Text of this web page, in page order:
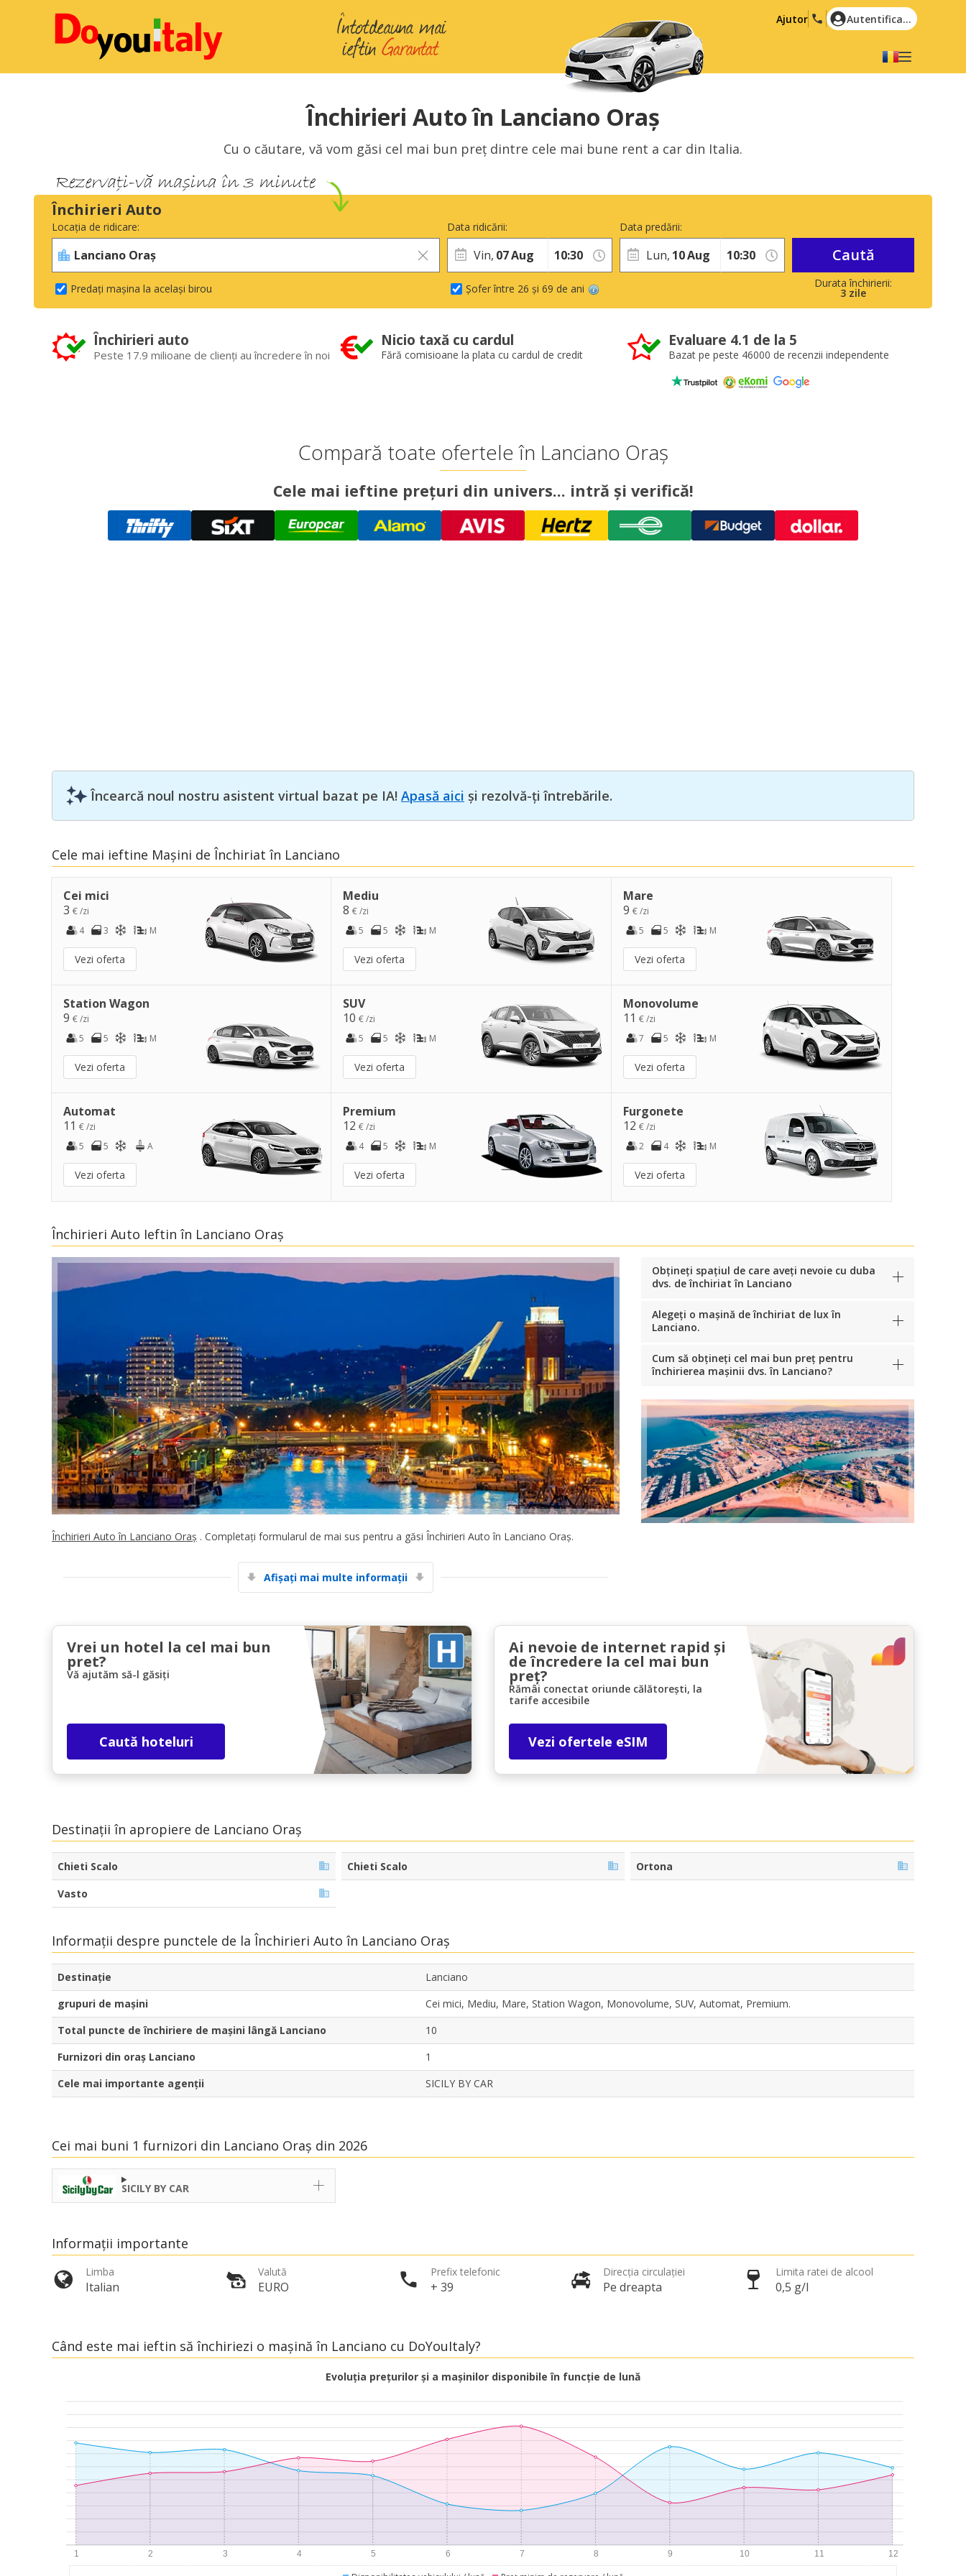
Ajutor Autentificare
Italiano
Русский
Hrvatski
Închirieri Auto în Lanciano Oraș
Cu o căutare, vă vom găsi cel mai bun preț dintre cele mai bune rent a car din Italia.
Închirieri Auto
Locația de ridicare:
Predați mașina la același birou
Data ridicării:
Vin, 07Aug
3 zile
Data predării:
Lun, 10Aug
Șofer între 26 și 69 de ani
Caută
Închirieri auto
Peste 17.9 milioane de clienți au încredere în noi
Nicio taxă cu cardul
Fără comisioane la plata cu cardul de credit
Evaluare 4.1 de la 5
Bazat pe peste 46000 de recenzii independente
Compară toate ofertele în Lanciano Oraș
Cele mai ieftine prețuri din univers... intră și verifică!
Încearcă noul nostru asistent virtual bazat pe IA! Apasă aici și rezolvă-ți întrebările.
Cele mai ieftine Mașini de Închiriat în Lanciano
Cei mici
3 € /zi
4
3 M
Vezi oferta
Mediu
8€ /zi
5
5 M
Vezi oferta
Mare
9 € /zi
5
5 M
Vezi oferta
Station Wagon
9 € /zi
5
5 M
Vezi oferta
SUV
10€ /zi
5
5 M
Vezi oferta
Monovolume
11 € /zi
7
5 M
Vezi oferta
Automat
11 € /zi
5
5 A
Vezi oferta
Premium
12€ /zi
4
5 M
Vezi oferta
Furgonete
12 € /zi
2
4 M
Vezi oferta
Închirieri Auto Ieftin în Lanciano Oraș
Închirieri Auto în Lanciano Oraș . Completați formularul de mai sus pentru a găsi Închirieri Auto în Lanciano Oraș.
Afișați mai multe informații
Obțineți spațiul de care aveți nevoie cu duba
dvs. de închiriat în Lanciano
Alegeți o mașină de închiriat de lux în
Lanciano.
Cum să obțineți cel mai bun preț pentru
închirierea mașinii dvs. în Lanciano?
Vrei un hotel la cel mai bun
pret?
Vă ajutăm să-l găsiți
Caută hoteluri
Ai nevoie de internet rapid și
de încredere la cel mai bun
preț?
Rămâi conectat oriunde călătorești, la
tarife accesibile
Vezi ofertele eSIM
Destinații în apropiere de Lanciano Oraș
Chieti Scalo Chieti Scalo
Ortona
Vasto
Informații despre punctele de la Închirieri Auto în Lanciano Oraș
Destinaţie
Lanciano
grupuri de mașini
Cei mici, Mediu, Mare, Station Wagon, Monovolume, SUV, Automat, Premium.
Total puncte de închiriere de mașini lângă Lanciano
10
Furnizori din oraș Lanciano
1
Cele mai importante agenții
SICILY BY CAR
Cei mai buni 1 furnizori din Lanciano Oraș din 2026
SICILY BY CAR
Informații importante
Limba
Italian
Valută
EURO
Prefix telefonic
+ 39
Direcția circulației
Pe dreapta
Limita ratei de alcool
0,5 g/l
Când este mai ieftin să închiriezi o mașină în Lanciano cu DoYouItaly?
Evoluția prețurilor și a mașinilor disponibile în funcție de lună
Economii de top
Accesați ofertele exclusive ale furnizorilor
noștri